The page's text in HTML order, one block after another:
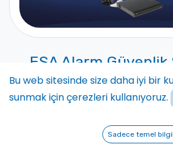
ESA Alarm
Kurulumu ve
ESA Alarm, güvenlik
çeşitli hizmetler sunar. Alarm
Bu web sitesinde size daha iyi bir
sunmak için çerezleri kullanıyoruz.
Sadece temel